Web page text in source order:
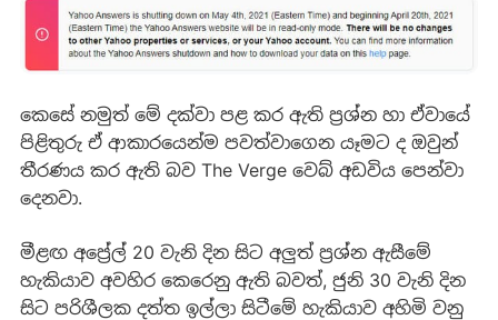
කෙසේ නමුත් මේ දක්වා පළ කර ඇති ප්‍රශ්න හා ඒවායේ
පිළිතුරු ඒ ආකාරයෙන්ම පවත්වාගෙන යෑමට ද ඔවුන්
තීරණය කර ඇති බව The Verge වෙබ් අඩවිය පෙන්වා
දෙනවා.
මීළඟ අප්‍රේල් 20 වැනි දින සිට අලුත් ප්‍රශ්න ඇසීමේ
හැකියාව අවහිර කෙරෙනු ඇති බවත්, ජුනි 30 වැනි දින
සිට පරිශීලක දත්ත ඉල්ලා සිටීමේ හැකියාව අහිමි වනු